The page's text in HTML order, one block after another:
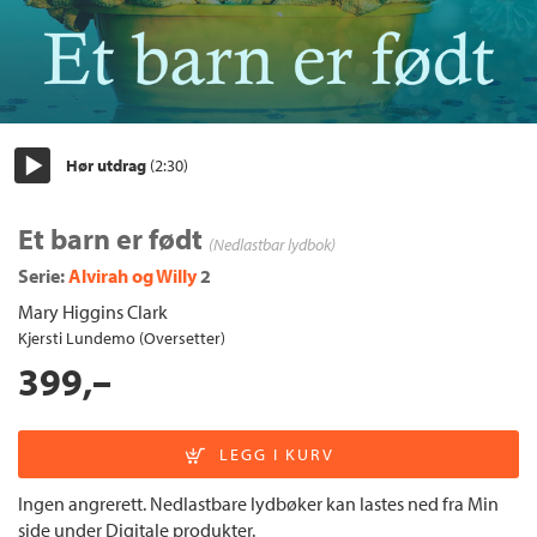
Hør utdrag (2:30)
Et barn er født (Nedlastbar lydbok)
Serie:Alvirah og Willy2
Mary Higgins Clark
Kjersti Lundemo (Oversetter)
399,–
Ingen angrerett. Nedlastbare lydbøker kan lastes ned fra Min
side under Digitale produkter.